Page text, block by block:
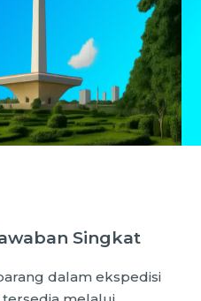
Singkat
dalam ekspedisi